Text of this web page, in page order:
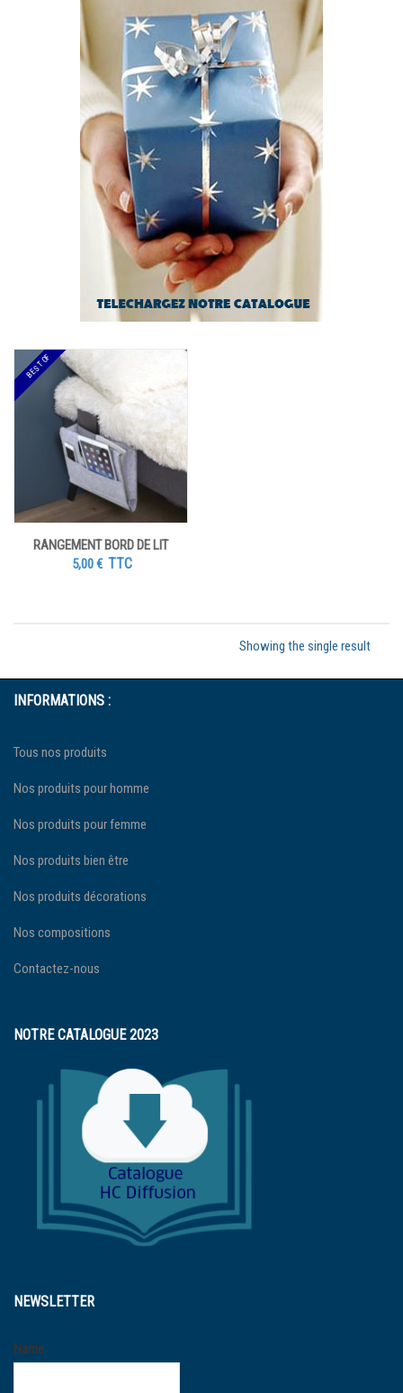
BEST OF
RANGEMENT BORD DE LIT
5,00€ TTC
Showing the single result
INFORMATIONS :
Tous nos produits
Nos produits pour homme
Nos produits pour femme
Nos produits bien être
Nos produits décorations
Nos compositions
Contactez-nous
NOTRE CATALOGUE 2023
NEWSLETTER
Name